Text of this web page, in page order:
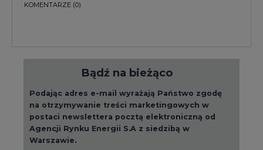
KOMENTARZE (0)
Bądź na bieżąco
Podając adres e-mail wyrażają Państwo zgodę
na otrzymywanie treści marketingowych w
postaci newslettera pocztą elektroniczną od
Agencji Rynku Energii S.A z siedzibą w
Warszawie.